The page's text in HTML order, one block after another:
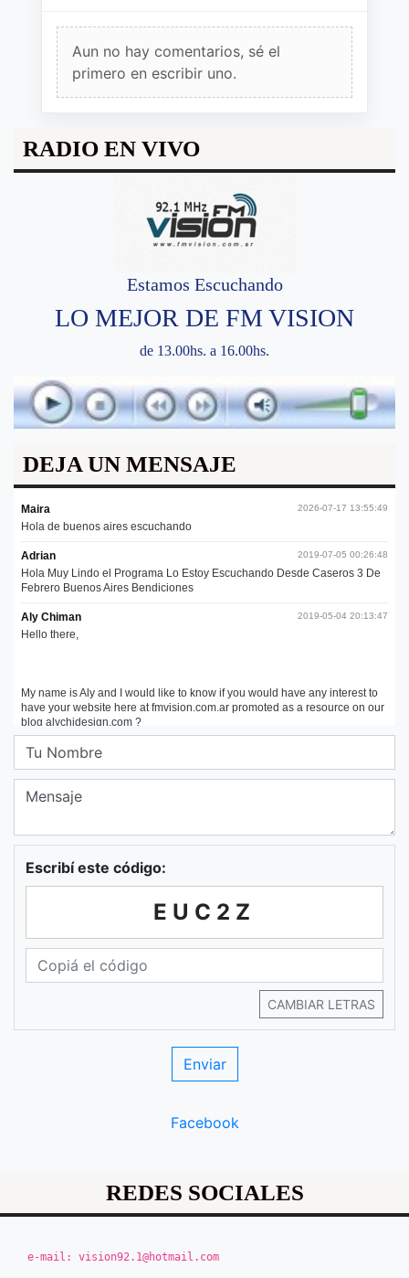
Aun no hay comentarios, sé el
primero en escribir uno.
RADIO EN VIVO
Estamos Escuchando
LO MEJOR DE FM VISION
de 13.00hs. a 16.00hs.
DEJA UN MENSAJE
Escribí este código:
EUC2Z
CAMBIAR LETRAS
Facebook
REDES SOCIALES
e-mail: vision92.1@hotmail.com